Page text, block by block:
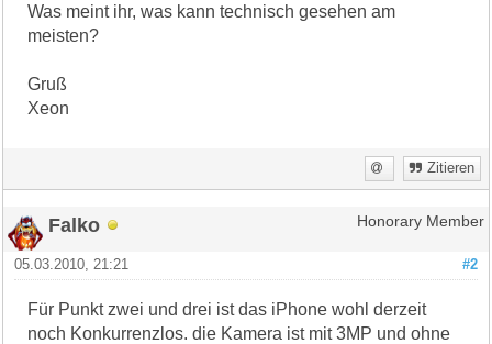
Was meint ihr, was kann technisch gesehen am
meisten?
Gruß
Xeon
Zitieren
Falko Honorary Member
#2
05.03.2010, 21:21
Für Punkt zwei und drei ist das iPhone wohl derzeit
noch Konkurrenzlos. die Kamera ist mit 3MP und ohne